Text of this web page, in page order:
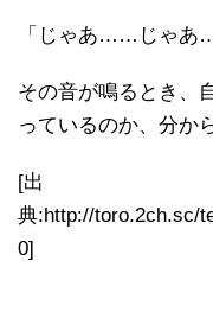
「じゃあ……じゃあ
その音が鳴るとき、
っているのか、分か
[出
典:http://toro.2ch.sc/
0]